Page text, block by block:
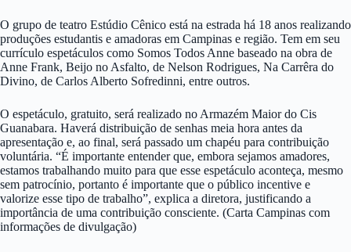
O grupo de teatro Estúdio Cênico está na estrada há 18 anos realizando
produções estudantis e amadoras em Campinas e região. Tem em seu
currículo espetáculos como Somos Todos Anne baseado na obra de
Anne Frank, Beijo no Asfalto, de Nelson Rodrigues, Na Carrêra do
Divino, de Carlos Alberto Sofredinni, entre outros.
O espetáculo, gratuito, será realizado no Armazém Maior do Cis
Guanabara. Haverá distribuição de senhas meia hora antes da
apresentação e, ao final, será passado um chapéu para contribuição
voluntária. “É importante entender que, embora sejamos amadores,
estamos trabalhando muito para que esse espetáculo aconteça, mesmo
sem patrocínio, portanto é importante que o público incentive e
valorize esse tipo de trabalho”, explica a diretora, justificando a
importância de uma contribuição consciente. (Carta Campinas com
informações de divulgação)